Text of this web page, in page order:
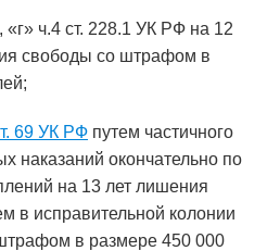
ч.4 ст. 228.1 УК РФ на 12
свободы со штрафом в
69 УК РФ путем частичного
наказаний окончательно по
на 13 лет лишения
в исправительной колонии
в размере 450 000